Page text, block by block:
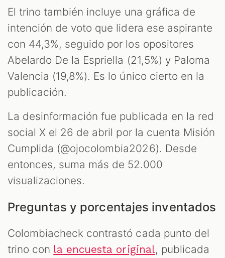
El trino también incluye una gráfica de
intención de voto que lidera ese aspirante
con 44,3%, seguido por los opositores
Abelardo De la Espriella (21,5%) y Paloma
Valencia (19,8%). Es lo único cierto en la
publicación.
La desinformación fue publicada en la red
social X el 26 de abril por la cuenta Misión
Cumplida (@ojocolombia2026). Desde
entonces, suma más de 52.000
visualizaciones.
Preguntas y porcentajes inventados
Colombiacheck contrastó cada punto del
trino con la encuesta original, publicada